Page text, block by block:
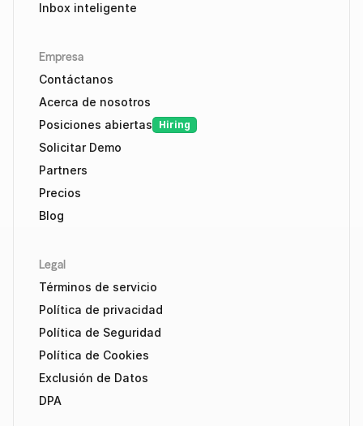
Inbox inteligente
Empresa
Contáctanos
Acerca de nosotros
Posiciones abiertas
Hiring
Solicitar Demo
Partners
Precios
Blog
Legal
Términos de servicio
Política de privacidad
Política de Seguridad
Política de Cookies
Exclusión de Datos
DPA